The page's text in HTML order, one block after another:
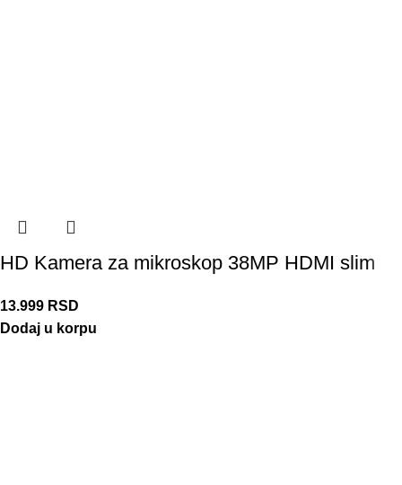
HD Kamera za mikroskop 38MP HDMI slim
13.999 RSD
Dodaj u korpu